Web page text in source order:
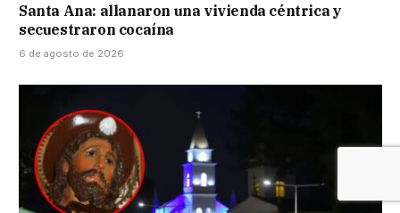
Santa Ana: allanaron una vivienda céntrica y
secuestraron cocaína
6 de agosto de 2026